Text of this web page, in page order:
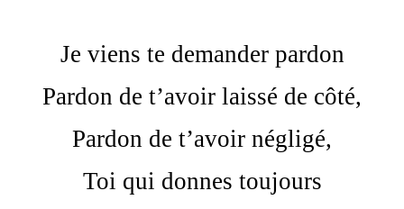
Je viens te demander pardon
Pardon de t’avoir laissé de côté,
Pardon de t’avoir négligé,
Toi qui donnes toujours